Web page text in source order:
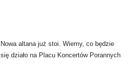
Nowa altana już stoi. Wiemy, co będzie
się działo na Placu Koncertów Porannych